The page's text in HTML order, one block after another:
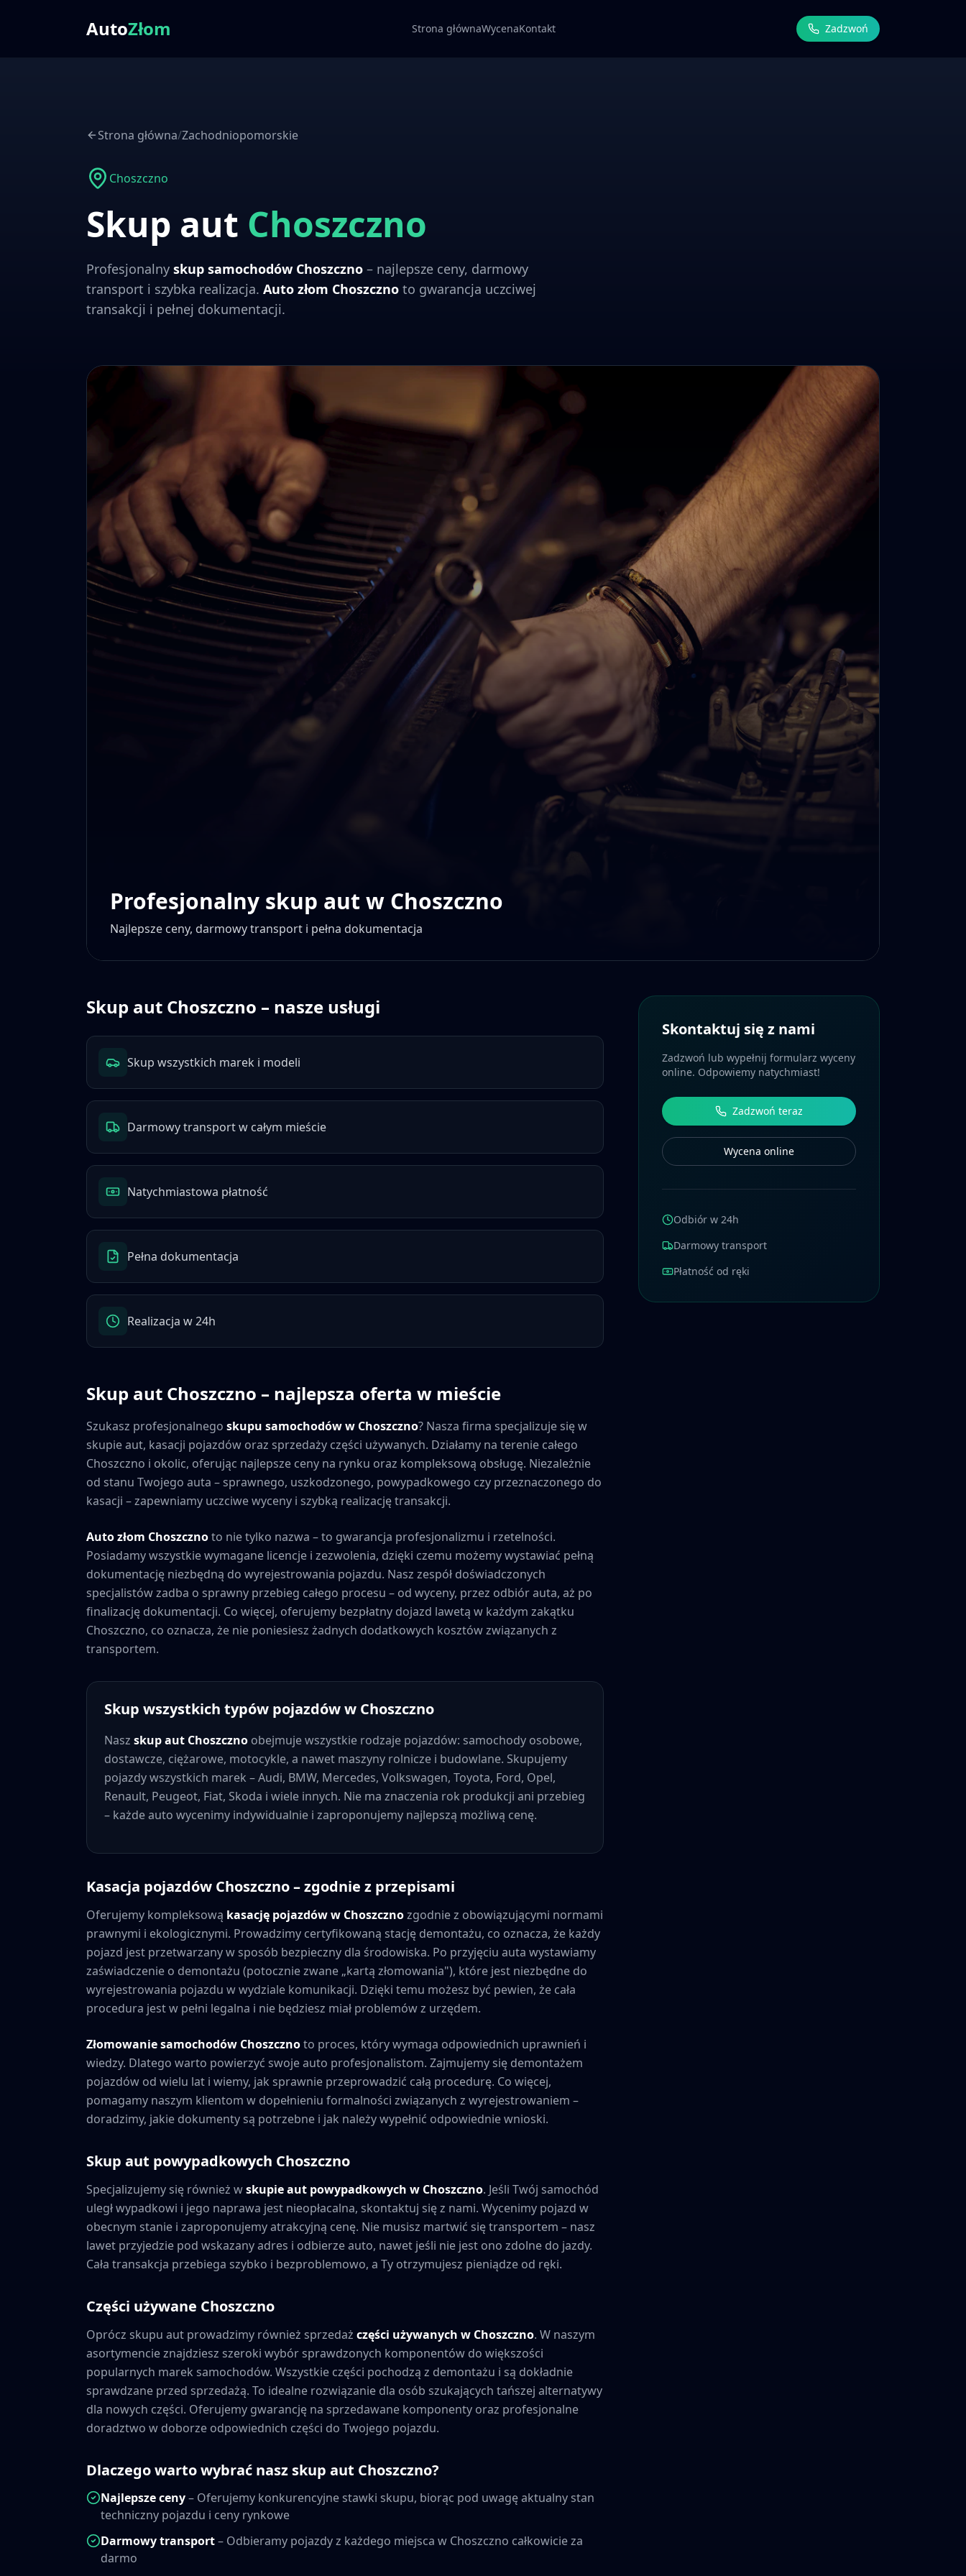
AutoZłom Strona głównaWycenaKontakt Zadzwoń
Strona główna/Zachodniopomorskie
Choszczno
Skup aut Choszczno
Profesjonalny skup samochodów Choszczno – najlepsze ceny, darmowy
transport i szybka realizacja. Auto złom Choszczno to gwarancja uczciwej
transakcji i pełnej dokumentacji.
Profesjonalny skup aut w Choszczno
Najlepsze ceny, darmowy transport i pełna dokumentacja
Skup aut Choszczno – nasze usługi
Skup wszystkich marek i modeli
Darmowy transport w całym mieście
Natychmiastowa płatność
Pełna dokumentacja
Realizacja w 24h
Skup aut Choszczno – najlepsza oferta w mieście
Szukasz profesjonalnego skupu samochodów w Choszczno? Nasza firma specjalizuje się w
skupie aut, kasacji pojazdów oraz sprzedaży części używanych. Działamy na terenie całego
Choszczno i okolic, oferując najlepsze ceny na rynku oraz kompleksową obsługę. Niezależnie
od stanu Twojego auta – sprawnego, uszkodzonego, powypadkowego czy przeznaczonego do
kasacji – zapewniamy uczciwe wyceny i szybką realizację transakcji.
Auto złom Choszcznoto nie tylko nazwa – to gwarancja profesjonalizmu i rzetelności.
Posiadamy wszystkie wymagane licencje i zezwolenia, dzięki czemu możemy wystawiać pełną
dokumentację niezbędną do wyrejestrowania pojazdu. Nasz zespół doświadczonych
specjalistów zadba o sprawny przebieg całego procesu – od wyceny, przez odbiór auta, aż po
finalizację dokumentacji. Co więcej, oferujemy bezpłatny dojazd lawetą w każdym zakątku
Choszczno, co oznacza, że nie poniesiesz żadnych dodatkowych kosztów związanych z
transportem.
Skup wszystkich typów pojazdów w Choszczno
Nasz skup aut Choszczno obejmuje wszystkie rodzaje pojazdów: samochody osobowe,
dostawcze, ciężarowe, motocykle, a nawet maszyny rolnicze i budowlane. Skupujemy
pojazdy wszystkich marek – Audi, BMW, Mercedes, Volkswagen, Toyota, Ford, Opel,
Renault, Peugeot, Fiat, Skoda i wiele innych. Nie ma znaczenia rok produkcji ani przebieg
– każde auto wycenimy indywidualnie i zaproponujemy najlepszą możliwą cenę.
Kasacja pojazdów Choszczno– zgodnie z przepisami
Oferujemy kompleksową kasację pojazdów w Choszcznozgodnie z obowiązującymi normami
prawnymi i ekologicznymi. Prowadzimy certyfikowaną stację demontażu, co oznacza, że każdy
pojazd jest przetwarzany w sposób bezpieczny dla środowiska. Po przyjęciu auta wystawiamy
zaświadczenie o demontażu (potocznie zwane „kartą złomowania"), które jest niezbędne do
wyrejestrowania pojazdu w wydziale komunikacji. Dzięki temu możesz być pewien, że cała
procedura jest w pełni legalna i nie będziesz miał problemów z urzędem.
Złomowanie samochodów Choszcznoto proces, który wymaga odpowiednich uprawnień i
wiedzy. Dlatego warto powierzyć swoje auto profesjonalistom. Zajmujemy się demontażem
pojazdów od wielu lat i wiemy, jak sprawnie przeprowadzić całą procedurę. Co więcej,
pomagamy naszym klientom w dopełnieniu formalności związanych z wyrejestrowaniem –
doradzimy, jakie dokumenty są potrzebne i jak należy wypełnić odpowiednie wnioski.
Skup aut powypadkowych Choszczno
Specjalizujemy się również wskupie aut powypadkowych w Choszczno. Jeśli Twój samochód
uległ wypadkowi i jego naprawa jest nieopłacalna, skontaktuj się z nami. Wycenimy pojazd w
obecnym stanie i zaproponujemy atrakcyjną cenę. Nie musisz martwić się transportem – nasz
lawet przyjedzie pod wskazany adres i odbierze auto, nawet jeśli nie jest ono zdolne do jazdy.
Cała transakcja przebiega szybko i bezproblemowo, a Ty otrzymujesz pieniądze od ręki.
Części używane Choszczno
Oprócz skupu aut prowadzimy również sprzedaż części używanych w Choszczno. W naszym
asortymencie znajdziesz szeroki wybór sprawdzonych komponentów do większości
popularnych marek samochodów. Wszystkie części pochodzą z demontażu i są dokładnie
sprawdzane przed sprzedażą. To idealne rozwiązanie dla osób szukających tańszej alternatywy
dla nowych części. Oferujemy gwarancję na sprzedawane komponenty oraz profesjonalne
doradztwo w doborze odpowiednich części do Twojego pojazdu.
Dlaczego warto wybrać nasz skup aut Choszczno?
Najlepsze ceny– Oferujemy konkurencyjne stawki skupu, biorąc pod uwagę aktualny stan
techniczny pojazdu i ceny rynkowe
Darmowy transport– Odbieramy pojazdy z każdego miejsca w Choszczno całkowicie za
darmo
Skontaktuj się z nami
Zadzwoń lub wypełnij formularz wyceny
online. Odpowiemy natychmiast!
Zadzwoń teraz
Wycena online
Odbiór w 24h
Darmowy transport
Płatność od ręki